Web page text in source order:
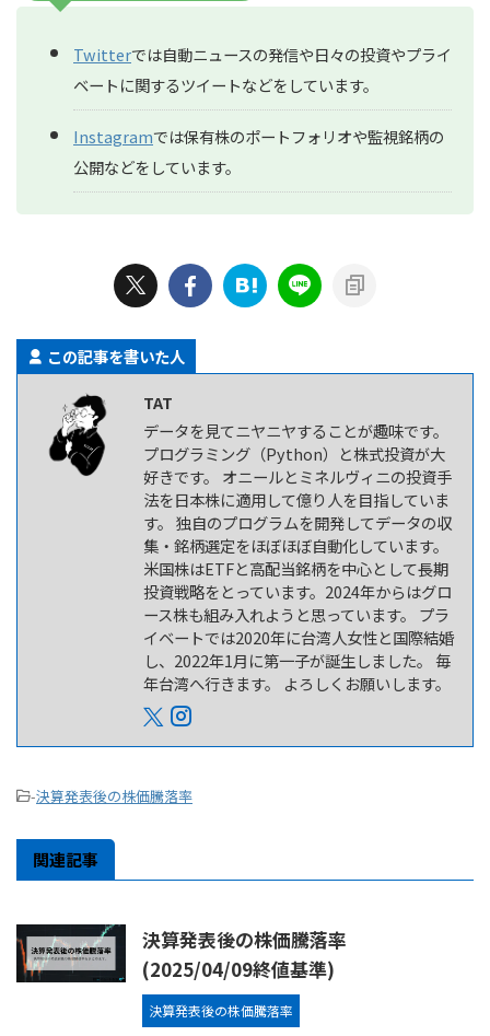
Twitterでは自動ニュースの発信や日々の投資やプライ
ベートに関するツイートなどをしています。
Instagramでは保有株のポートフォリオや監視銘柄の
公開などをしています。
この記事を書いた人
TAT
データを見てニヤニヤすることが趣味です。
プログラミング（Python）と株式投資が大
好きです。 オニールとミネルヴィニの投資手
法を日本株に適用して億り人を目指していま
す。 独自のプログラムを開発してデータの収
集・銘柄選定をほぼほぼ自動化しています。
米国株はETFと高配当銘柄を中心として長期
投資戦略をとっています。2024年からはグロ
ース株も組み入れようと思っています。 プラ
イベートでは2020年に台湾人女性と国際結婚
し、2022年1月に第一子が誕生しました。 毎
年台湾へ行きます。 よろしくお願いします。
-決算発表後の株価騰落率
関連記事
決算発表後の株価騰落率
(2025/04/09終値基準)
決算発表後の株価騰落率